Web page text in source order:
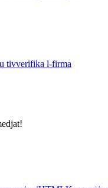
tivverifika l-firma